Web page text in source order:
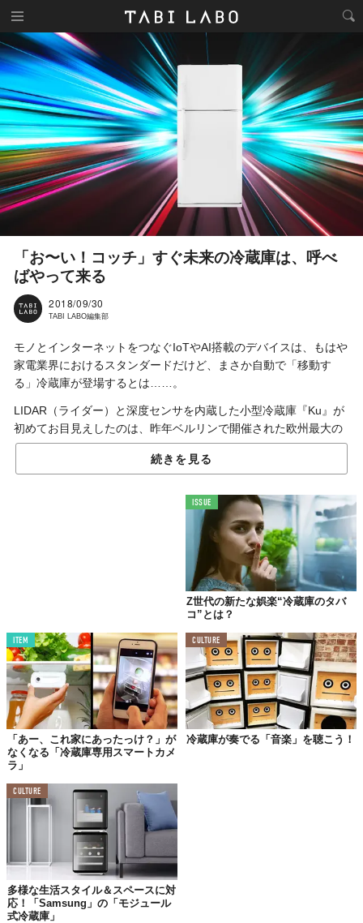
「お〜い！コッチ」すぐ未来の冷蔵庫は、呼べ
ばやって来る
2018/09/30
TABI LABO編集部
モノとインターネットをつなぐIoTやAI搭載のデバイスは、もはや
家電業界におけるスタンダードだけど、まさか自動で「移動す
る」冷蔵庫が登場するとは……。
LIDAR（ライダー）と深度センサを内蔵した小型冷蔵庫『Ku』が
初めてお目見えしたのは、昨年ベルリンで開催された欧州最大の
家電見本市「IFA」でのこと。
物体にレーザーを当てて、反射距離や時間を測るLIDARは、自動
人、ペットもうまく避けながら、スムーズに移動してくるようで
また、音声認識機能も搭載。キッチンへと食事や飲み物を取りに
行かなくても、呼びかけるだけで声を聞き分け、自分のところま
で届けてくれる。「お〜い、Ku、ダイニングテーブルまで来
たちの生活サポートを目的とした設計。まだ試作段階だそうです
が、早ければ5年後には市販化の動きもあるとか。
となると……ソファでゴロンと横になったままテレビや映画鑑
賞。「お〜い、Ku！」なんて自分を想像せずにはいられない
（笑）。
続きを見る
ISSUE
Z世代の新たな娯楽“冷蔵庫のタバ
コ”とは？
ITEM
「あー、これ家にあったっけ？」が
なくなる「冷蔵庫専用スマートカメ
ラ」
CULTURE
冷蔵庫が奏でる「音楽」を聴こう！
CULTURE
多様な生活スタイル＆スペースに対
応！「Samsung」の「モジュール
式冷蔵庫」